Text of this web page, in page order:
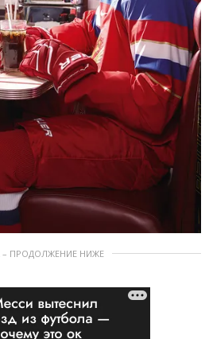
– ПРОДОЛЖЕНИЕ НИЖЕ